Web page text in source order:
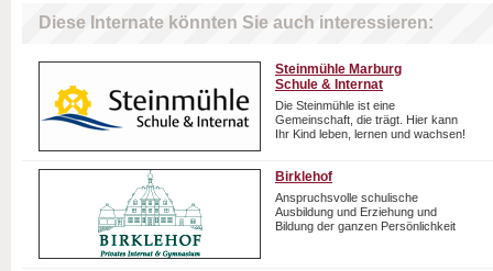
Diese Internate könnten Sie auch interessieren:
Steinmühle Marburg
Schule & Internat
Die Steinmühle ist eine
Gemeinschaft, die trägt. Hier kann
Ihr Kind leben, lernen und wachsen!
Birklehof
Anspruchsvolle schulische
Ausbildung und Erziehung und
Bildung der ganzen Persönlichkeit